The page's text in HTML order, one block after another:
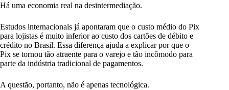
Há uma economia real na desintermediação.
Estudos internacionais já apontaram que o custo médio do Pix
para lojistas é muito inferior ao custo dos cartões de débito e
crédito no Brasil. Essa diferença ajuda a explicar por que o
Pix se tornou tão atraente para o varejo e tão incômodo para
parte da indústria tradicional de pagamentos.
A questão, portanto, não é apenas tecnológica.